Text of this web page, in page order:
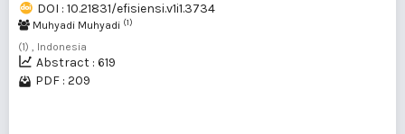
DOI : 10.21831/efisiensi.v1i1.3734
Muhyadi Muhyadi (1)
(1) , Indonesia
Abstract : 619
PDF : 209